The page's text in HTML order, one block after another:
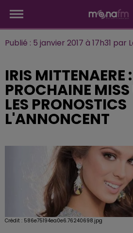
Publié : 5 janvier 2017 à 17h31 par
IRIS MITTENAERE :
PROCHAINE
LES PRONOSTICS
L'ANNONCENT
Crédit : 586e75194ea0e6.76240698.jpg